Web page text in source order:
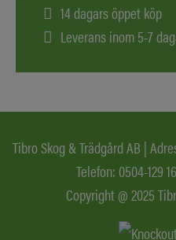
14 dagars öppet köp
Leverans inom 5-7
Tibro Skog & Trädgård AB |
Telefon: 0504-129 16
Copyright @ 2025